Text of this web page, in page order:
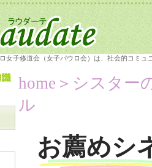
女子修道会（女子パウロ会）は、社会的コミ
home ＞シスター
ル
お薦めシ